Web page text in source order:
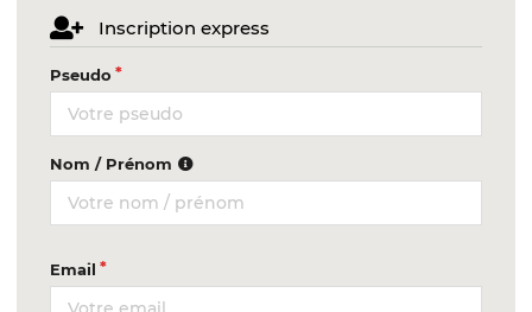
Inscription express
Pseudo
Nom / Prénom
Email